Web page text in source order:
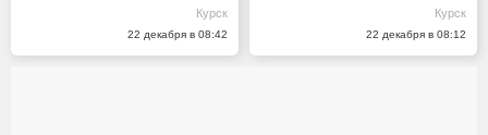
Курск
22 декабря в 08:42
Курск
22 декабря в 08:12